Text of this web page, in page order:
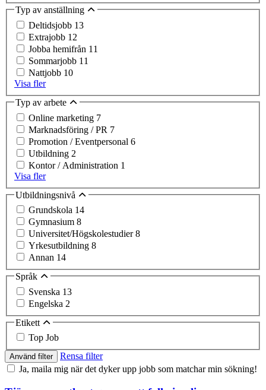
Typ av anställning
Deltidsjobb 13
Extrajobb 12
Jobba hemifrån 11
Sommarjobb 11
Nattjobb 10
Visa fler
Typ av arbete
Online marketing 7
Marknadsföring / PR 7
Promotion / Eventpersonal 6
Utbildning 2
Kontor / Administration 1
Visa fler
Utbildningsnivå
Grundskola 14
Gymnasium 8
Universitet/Högskolestudier8
Yrkesutbildning 8
Annan 14
Språk
Svenska 13
Engelska 2
Etikett
Top Job
Använd filter
Rensa filter
Ja, maila mig när det dyker upp jobb som matchar min sökning!